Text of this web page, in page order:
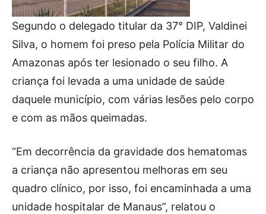
Segundo o delegado titular da 37° DIP, Valdinei
Silva, o homem foi preso pela Polícia Militar do
Amazonas após ter lesionado o seu filho. A
criança foi levada a uma unidade de saúde
daquele município, com várias lesões pelo corpo
e com as mãos queimadas.
“Em decorrência da gravidade dos hematomas
a criança não apresentou melhoras em seu
quadro clínico, por isso, foi encaminhada a uma
unidade hospitalar de Manaus”, relatou o